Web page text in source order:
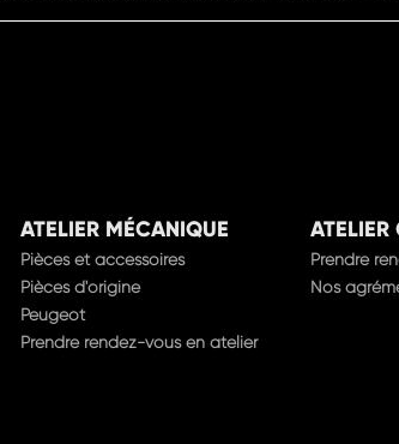
ATELIER MÉCANIQUE
Pièces et accessoires
Pièces d'origine
Peugeot
Prendre rendez-vous en atelier
ATELIER
Prendre
Nos